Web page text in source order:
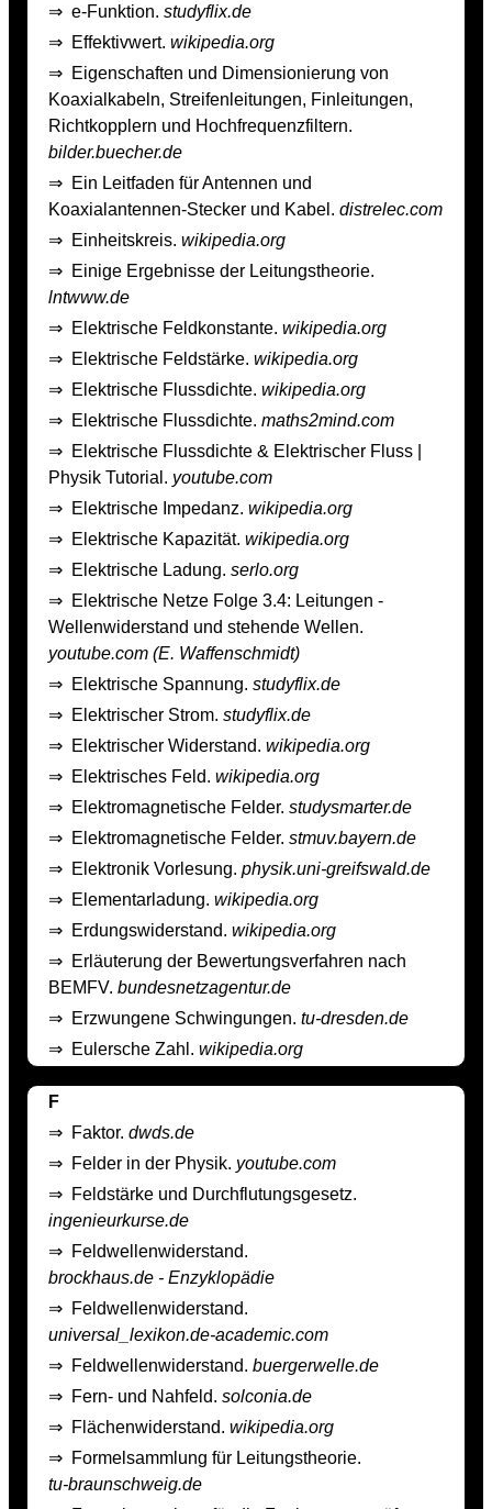
⇒ e-Funktion. studyflix.de
⇒ Effektivwert. wikipedia.org
⇒ Eigenschaften und Dimensionierung von
Koaxialkabeln, Streifenleitungen, Finleitungen,
Richtkopplern und Hochfrequenzfiltern.
bilder.buecher.de
⇒ Ein Leitfaden für Antennen und
Koaxialantennen-Stecker und Kabel. distrelec.com
⇒ Einheitskreis. wikipedia.org
⇒ Einige Ergebnisse der Leitungstheorie.
lntwww.de
⇒ Elektrische Feldkonstante. wikipedia.org
⇒ Elektrische Feldstärke. wikipedia.org
⇒ Elektrische Flussdichte. wikipedia.org
⇒ Elektrische Flussdichte. maths2mind.com
⇒ Elektrische Flussdichte & Elektrischer Fluss |
Physik Tutorial. youtube.com
⇒ Elektrische Impedanz. wikipedia.org
⇒ Elektrische Kapazität. wikipedia.org
⇒ Elektrische Ladung. serlo.org
⇒ Elektrische Netze Folge 3.4: Leitungen -
Wellenwiderstand und stehende Wellen.
youtube.com (E. Waffenschmidt)
⇒ Elektrische Spannung. studyflix.de
⇒ Elektrischer Strom. studyflix.de
⇒ Elektrischer Widerstand. wikipedia.org
⇒ Elektrisches Feld. wikipedia.org
⇒ Elektromagnetische Felder. studysmarter.de
⇒ Elektromagnetische Felder. stmuv.bayern.de
⇒ Elektronik Vorlesung. physik.uni-greifswald.de
⇒ Elementarladung. wikipedia.org
⇒ Erdungswiderstand. wikipedia.org
⇒ Erläuterung der Bewertungsverfahren nach
BEMFV. bundesnetzagentur.de
⇒ Erzwungene Schwingungen. tu-dresden.de
⇒ Eulersche Zahl. wikipedia.org
F
⇒ Faktor. dwds.de
⇒ Felder in der Physik. youtube.com
⇒ Feldstärke und Durchflutungsgesetz.
ingenieurkurse.de
⇒ Feldwellenwiderstand.
brockhaus.de - Enzyklopädie
⇒ Feldwellenwiderstand.
universal_lexikon.de-academic.com
⇒ Feldwellenwiderstand. buergerwelle.de
⇒ Fern- und Nahfeld. solconia.de
⇒ Flächenwiderstand. wikipedia.org
⇒ Formelsammlung für Leitungstheorie.
tu-braunschweig.de